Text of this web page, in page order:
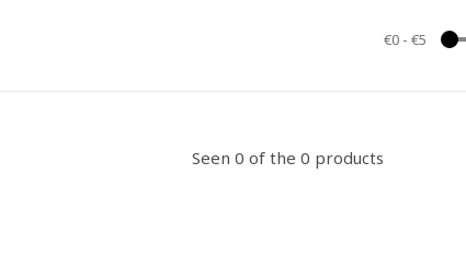
€0- €5
Seen 0 of the 0 products